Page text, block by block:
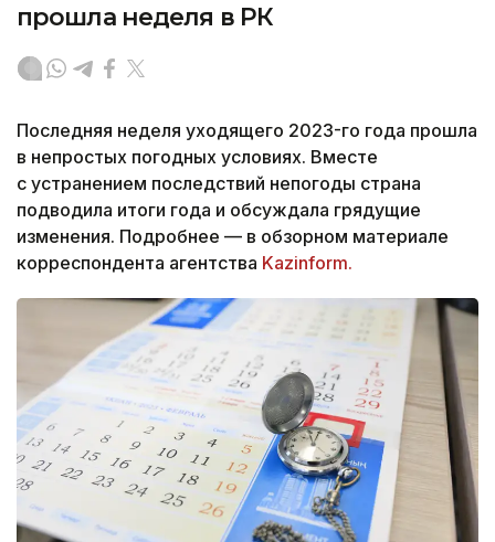
прошла неделя в РК
Последняя неделя уходящего 2023-го года прошла
в непростых погодных условиях. Вместе
с устранением последствий непогоды страна
подводила итоги года и обсуждала грядущие
изменения. Подробнее — в обзорном материале
корреспондента агентства Kazinform.